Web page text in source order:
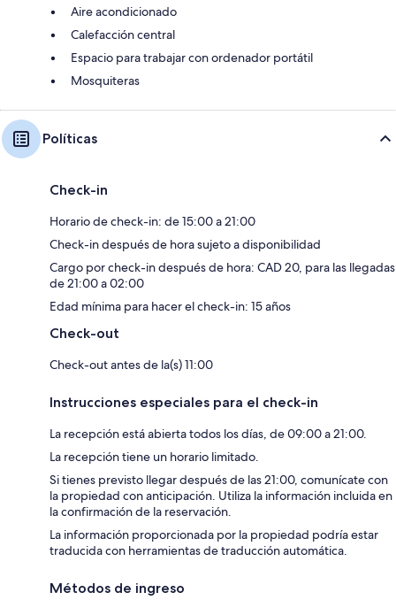
Aire acondicionado
Calefacción central
Espacio para trabajar con ordenador portátil
Mosquiteras
Políticas
Check-in
Horario de check-in: de 15:00 a 21:00
Check-in después de hora sujeto a disponibilidad
Cargo por check-in después de hora: CAD 20, para las llegadas
de 21:00 a 02:00
Edad mínima para hacer el check-in: 15 años
Check-out
Check-out antes de la(s) 11:00
Instrucciones especiales para el check-in
La recepción está abierta todos los días, de 09:00 a 21:00.
La recepción tiene un horario limitado.
Si tienes previsto llegar después de las 21:00, comunícate con
la propiedad con anticipación. Utiliza la información incluida en
la confirmación de la reservación.
La información proporcionada por la propiedad podría estar
traducida con herramientas de traducción automática.
Métodos de ingreso